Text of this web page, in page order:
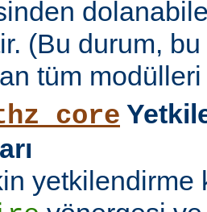
(Bu durum,
tüm
yetkilendirme